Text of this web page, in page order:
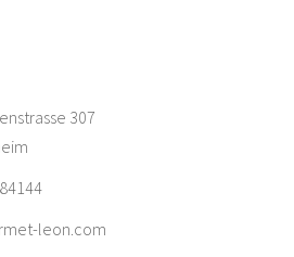
307
leon.com